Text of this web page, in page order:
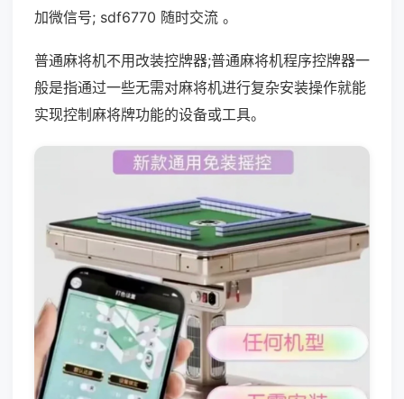
加微信号; sdf6770 随时交流 。
普通麻将机不用改装控牌器;普通麻将机程序控牌器一
般是指通过一些无需对麻将机进行复杂安装操作就能
实现控制麻将牌功能的设备或工具。